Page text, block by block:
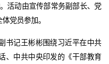
活动由宣传部常务副部长、党
党员参加。
书记王彬彬围绕习近平在中共
、中共中央印发的《干部教育